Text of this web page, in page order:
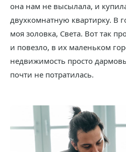
она нам не высылала, и
двухкомнатную квартирку. В
моя золовка, Света. Вот так
и повезло, в их маленьком
недвижимость просто
почти не потратилась.